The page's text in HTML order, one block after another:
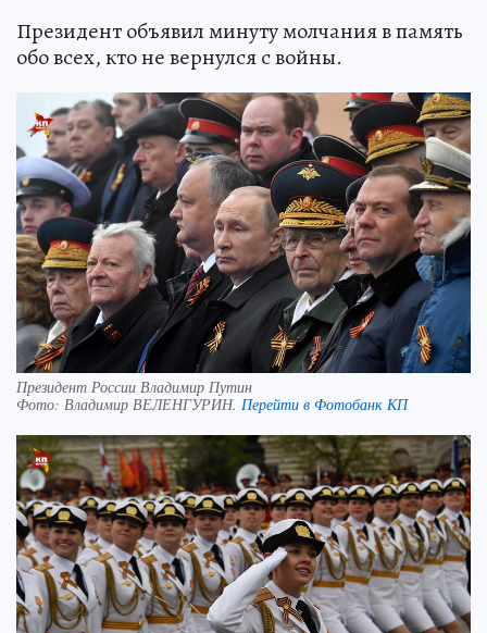
Президент объявил минуту молчания в память
обо всех, кто не вернулся с войны.
Президент России Владимир Путин
Фото: Владимир ВЕЛЕНГУРИН. Перейти в Фотобанк КП